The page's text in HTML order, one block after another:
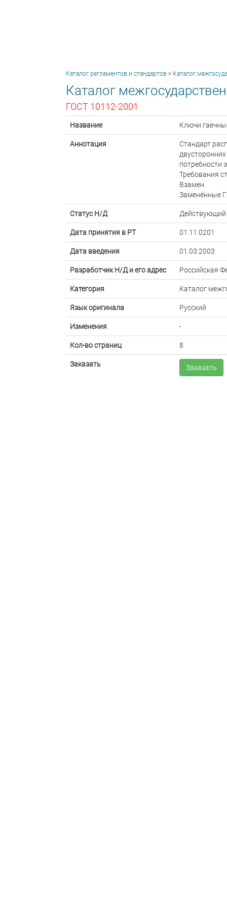
Каталог регламентов и стандартов > Каталог
Каталог
ГОСТ 10112-2001
Название Ключи
Аннотация
Стандарт
потребности
Требования
Взамен
Заменённые
Статус Н/Д Действующий
Дата принятия в РТ 01.11.0201
Дата введения 01.03.2003
Разработчик Н/Д и его адрес Российская
Категория Каталог
Язык оригинала Русский
Изменения -
Кол-во страниц 8
Заказать Заказать